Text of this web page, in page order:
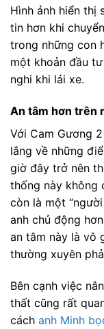
Hình ảnh hiển thị
tin hơn khi
trong những con
một khoản đầu
nghi khi lái xe.
An tâm hơn trên
Với Cam Gương
lắng về những
giờ đây trở nên
thống này không
còn là một
anh chủ động
an tâm này là vô
thường xuyên
Bên cạnh việc
thất cũng rất
cách anh Minh